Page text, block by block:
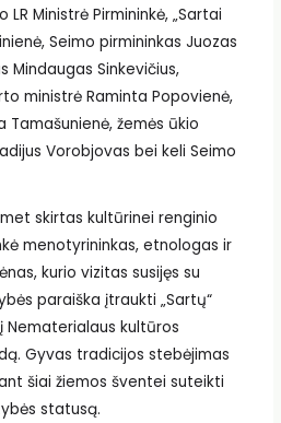
Ministrė Pirmininkė, „Sartai
Seimo pirmininkas Juozas
Mindaugas Sinkevičius,
ministrė Raminta Popovienė,
Tamašunienė, žemės ūkio
Vorobjovas bei keli Seimo
skirtas kultūrinei renginio
menotyrininkas, etnologas ir
kurio vizitas susijęs su
paraiška įtraukti „Sartų“
Nematerialaus kultūros
Gyvas tradicijos stebėjimas
šiai žiemos šventei suteikti
statusą.